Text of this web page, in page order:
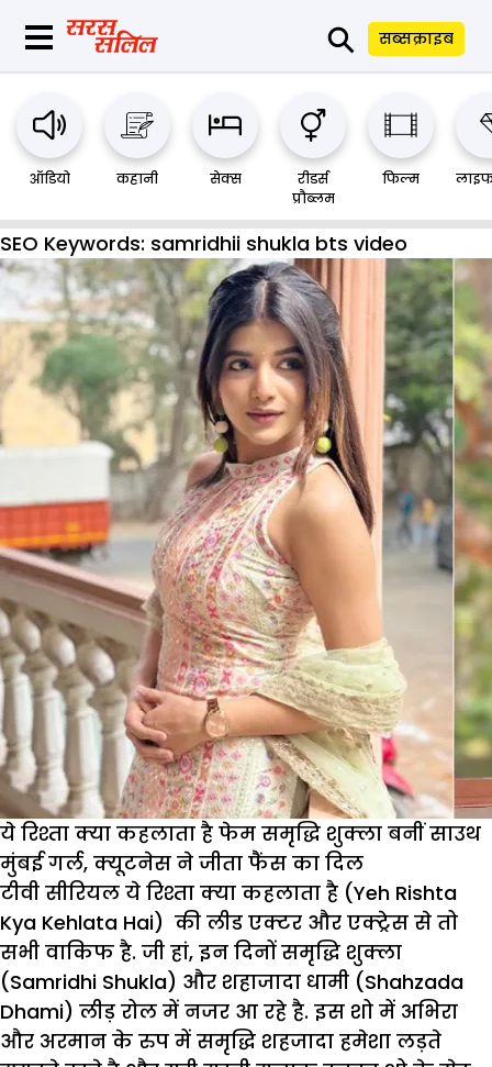
⚲ सब्सक्राइब
ऑडियो कहानी सेक्स
रीडर्स
प्रौब्लम
फिल्म
SEO Keywords: samridhii shukla bts video
ये रिश्ता क्या कहलाता है फेम समृद्धि शुक्ला बनीं साउथ
मुंबई गर्ल, क्यूटनेस ने जीता फैंस का दिल
टीवी सीरियल ये रिश्ता क्या कहलाता है (Yeh Rishta
Kya Kehlata Hai) की लीड एक्टर और एक्ट्रेस से तो
सभी वाकिफ है. जी हां, इन दिनों समृद्धि शुक्ला
(Samridhi Shukla) और शहाजादा धामी (Shahzada
Dhami) लीड़ रोल में नजर आ रहे है. इस शो में अभिरा
और अरमान के रुप में समृद्धि शहजादा हमेशा लड़ते